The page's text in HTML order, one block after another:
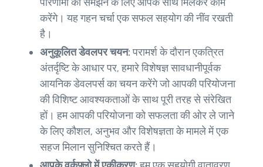
करेंगे। यह गहन चर्चा एक सफल सहयोग की नींव रखती
है।
अनुकूलित डेवलपर चयन:परामर्श के दौरान एकत्रित
अंतर्दृष्टि के आधार पर, हमारे विशेषज्ञ सावधानीपूर्वक
आयनिक डेवलपर्स का चयन करेंगे जो आपकी परियोजना
की विशिष्ट आवश्यकताओं के साथ पूरी तरह से संरेखित
हों। हम आपकी परियोजना को सफलता की ओर ले जाने
के लिए कौशल, अनुभव और विशेषज्ञता के मामले में एक
सहज मिलान सुनिश्चित करते हैं।